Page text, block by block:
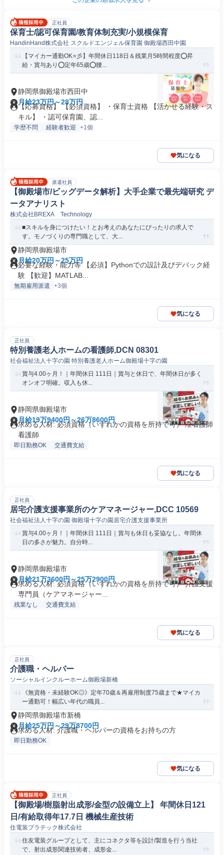
正社員
保育士/認可保育園/教育体制充実/小規模保育
HandinHand株式会社 スクルドエンジェル保育園 御殿場西田中園
【マイカー通勤OK⭐彡】年間休日118日＆残業月5時間程度⭕昇
給・賞与あり⭕定年65歳⭕腰...
静岡県御殿場市西田中
月給23万円～28万円
【応募資格】 【必須資格】 ・保育士資格 【活かせる経験・ス
キル】 ・認可保育園、認...
学歴不問 経験者歓迎 +1個
気になる
派遣社員
【御殿場市/ビッグデータ解析】大手企業で最先端研究 デ
ータアナリスト
株式会社BREXA Technology
■スキルを身につけたい！とお考えのあなたにぴったりの求人で
す。モノづくりの専門職として、大...
静岡県御殿場市
月給20万円～25万円
必要な経験・能力等 【必須】Pythonでの設計及びデバック経
験 【歓迎】MATLAB...
無期雇用派遣 +3個
気になる
正社員
特別養護老人ホームの看護師,DCN 08301
社会福祉法人十字の園 特別養護老人ホーム御殿場十字の園
賞与4.00ヶ月！｜年間休日 111日｜賞与と休日で、年間休日が多く
オンオフ明確。収入も休...
静岡県御殿場市
月給19万9400円～26万8600円
求める人材: 必須資格（いずれかの資格を所持で可） 准看護師
看護師
即日勤務OK 交通費支給
気になる
正社員
居宅介護支援事業所のケアマネージャー,DCC 10569
社会福祉法人十字の園 御殿場十字の園居宅介護支援事業所
賞与4.00ヶ月！｜年間休日 111日｜賞与も休日も妥協なし。年間休
日の多さが魅力。自分時...
静岡県御殿場市
月給21万3600円～25万2900円
求める人材: 必須資格（いずれかの資格を所持で可） 介護支援
専門員（ケアマネージャー...
残業なし 交通費支給
気になる
正社員
介護職・ヘルパー
ソーシャルインクルーホーム御殿場新橋
《無資格・未経験OK◎》定年70歳＆再雇用制度75歳まで★マイカ
ー通勤可！幅広い年代の職員...
静岡県御殿場市新橋
月給25万円～29万8700円
求める人材: 介護職・ヘルパーの資格をお持ちの方
即日勤務OK
気になる
正社員
【御殿場/樹脂射出成形/金型の設備立上】 年間休日121
日/有給取得年17.7日 機械生産技術
住電装プラテック株式会社
住友電装グループとして、主にコネクタ等を設計/製造を行う当社
で、射出成形関連技術者、成形金...